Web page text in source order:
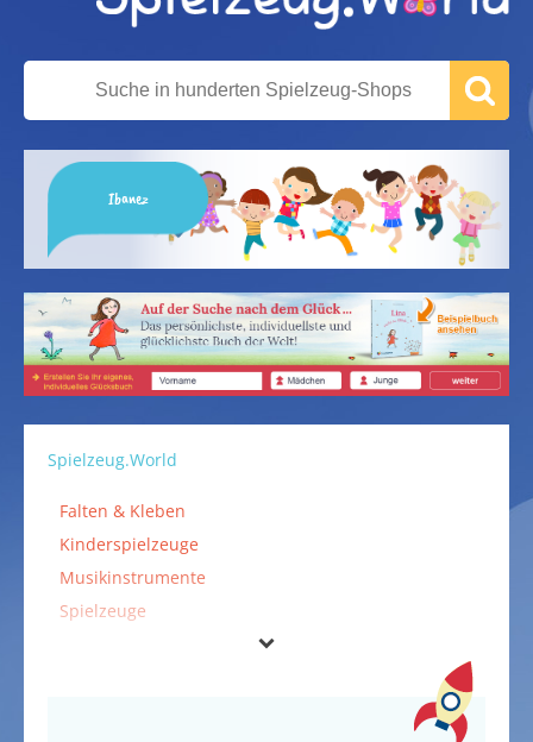
Ibanez
Spielzeug.World
Falten & Kleben
Kinderspielzeuge
Musikinstrumente
Spielzeuge